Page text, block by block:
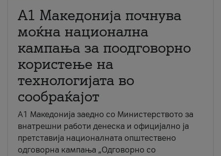
A1 Македонија почнува
моќна национална
кампања за поодговорно
користење на
технологијата во
сообраќајот
A1 Македонија заедно со Министерството за
внатрешни работи денеска и официјално ја
претставија националната општествено
одговорна кампања „Одговорно со